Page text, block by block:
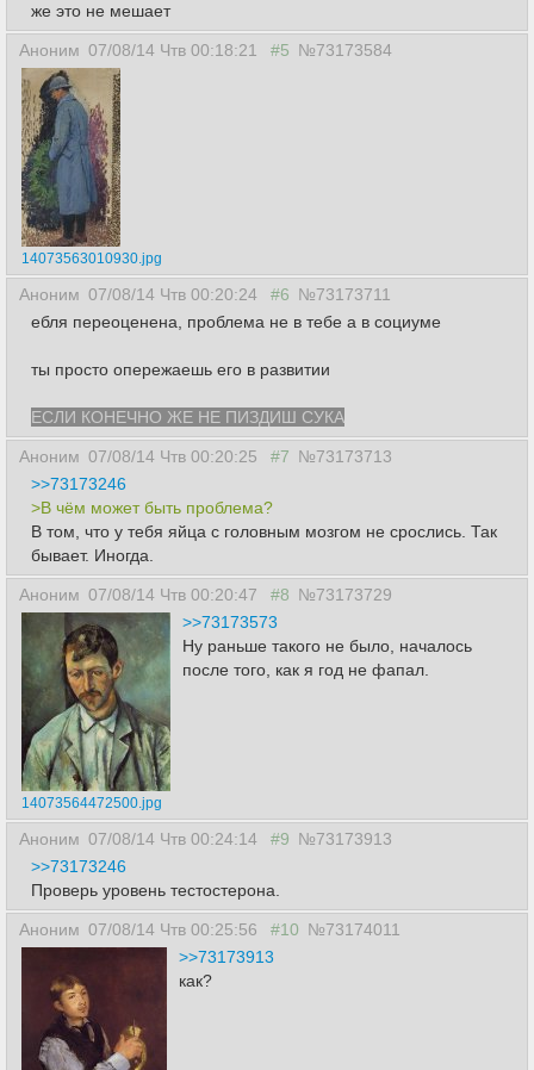
же это не мешает
Аноним 07/08/14 Чтв 00:18:21 #5 №73173584
14073563010930.jpg
Аноним 07/08/14 Чтв 00:20:24 #6 №73173711
ебля переоценена, проблема не в тебе а в социуме
ты просто опережаешь его в развитии
ЕСЛИ КОНЕЧНО ЖЕ НЕ ПИЗДИШ СУКА
Аноним 07/08/14 Чтв 00:20:25 #7 №73173713
>>73173246
>В чём может быть проблема?
В том, что у тебя яйца с головным мозгом не срослись. Так
бывает. Иногда.
Аноним 07/08/14 Чтв 00:20:47 #8 №73173729
14073564472500.jpg
>>73173573
Ну раньше такого не было, началось
после того, как я год не фапал.
Аноним 07/08/14 Чтв 00:24:14 #9 №73173913
>>73173246
Проверь уровень тестостерона.
Аноним 07/08/14 Чтв 00:25:56 #10 №73174011
>>73173913
как?